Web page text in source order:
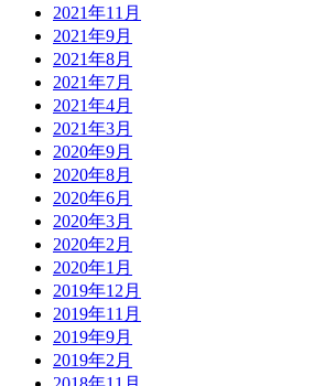
2021年11月
2021年9月
2021年8月
2021年7月
2021年4月
2021年3月
2020年9月
2020年8月
2020年6月
2020年3月
2020年2月
2020年1月
2019年12月
2019年11月
2019年9月
2019年2月